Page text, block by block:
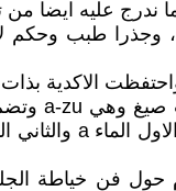
ندرج عليه ايضا
طبب وحكم